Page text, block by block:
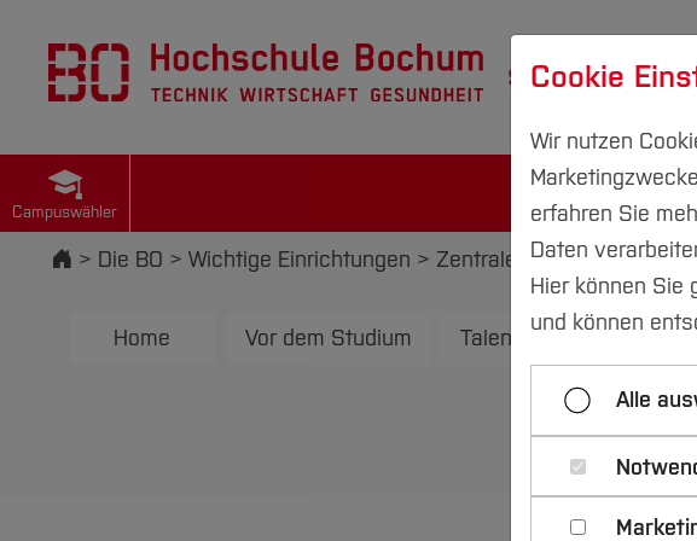
Studium
Campuswähler
Startseite
Die BO Wichtige Einrichtungen Zentrale Studienberatung
Home Vor dem Studium Talentscouting Im
Cookie
Wir nutzen
erfahren Sie
Daten
Hier können Sie
und können
Alle